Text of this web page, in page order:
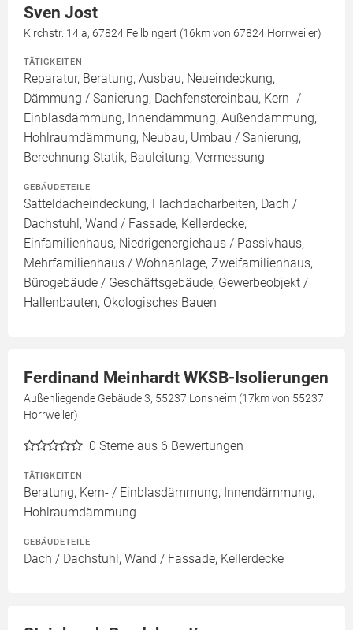
Sven Jost
Kirchstr. 14 a, 67824 Feilbingert (16km von 67824 Horrweiler)
TÄTIGKEITEN
Reparatur, Beratung, Ausbau, Neueindeckung,
Dämmung / Sanierung, Dachfenstereinbau, Kern- /
Einblasdämmung, Innendämmung, Außendämmung,
Hohlraumdämmung, Neubau, Umbau / Sanierung,
Berechnung Statik, Bauleitung, Vermessung
GEBÄUDETEILE
Satteldacheindeckung, Flachdacharbeiten, Dach /
Dachstuhl, Wand / Fassade, Kellerdecke,
Einfamilienhaus, Niedrigenergiehaus / Passivhaus,
Mehrfamilienhaus / Wohnanlage, Zweifamilienhaus,
Bürogebäude / Geschäftsgebäude, Gewerbeobjekt /
Hallenbauten, Ökologisches Bauen
Ferdinand Meinhardt WKSB-Isolierungen
Außenliegende Gebäude 3, 55237 Lonsheim (17km von 55237
Horrweiler)
0 Sterne aus 6 Bewertungen
TÄTIGKEITEN
Beratung, Kern- / Einblasdämmung, Innendämmung,
Hohlraumdämmung
GEBÄUDETEILE
Dach / Dachstuhl, Wand / Fassade, Kellerdecke